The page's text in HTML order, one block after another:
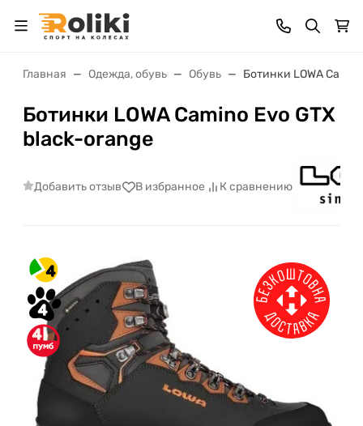
Главная Одежда, обувь Обувь Ботинки LOWA
Ботинки LOWA Camino Evo GTX
black-orange
Добавить отзыв В избранное К сравнению
4
4
4